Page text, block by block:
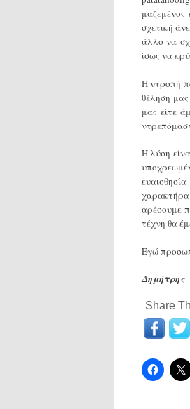
σχετική
άλλο να
ίσως να
Η ντροπή
θέληση
μας είτε
Η λύση
χαρακτήρα
αρέσουμε
τέχνη θα
Εγώ
Δημήτρης
Share